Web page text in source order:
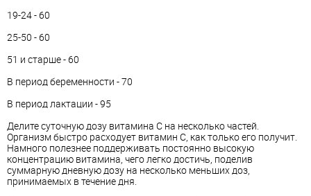
19-24 - 60
25-50 - 60
51 и старше - 60
В период беременности - 70
В период лактации - 95
Делите суточную дозу витамина С на несколько частей.
Организм быстро расходует витамин С, как только его получит.
Намного полезнее поддерживать постоянно высокую
концентрацию витамина, чего легко достичь, поделив
суммарную дневную дозу на несколько меньших доз,
принимаемых в течение дня.